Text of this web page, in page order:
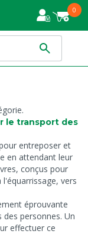
0
le transport des
entreposer et
en attendant leur
conçus pour
vers
éprouvante
personnes. Un
effectuer ce